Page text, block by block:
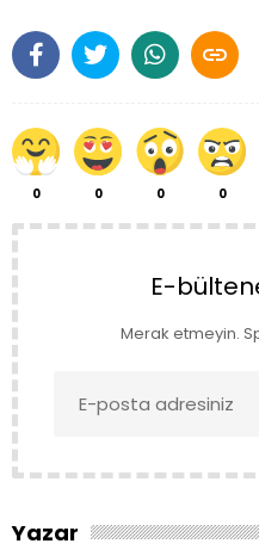

0 0 0 0
E-
Merak etmeyin.
Yazar